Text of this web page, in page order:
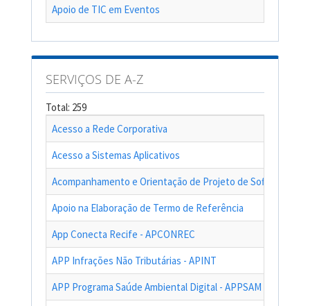
Apoio de TIC em Eventos
SERVIÇOS DE A-Z
Total: 259
Acesso a Rede Corporativa
Acesso a Sistemas Aplicativos
Acompanhamento e Orientação de Projeto de Software
Apoio na Elaboração de Termo de Referência
App Conecta Recife - APCONREC
APP Infrações Não Tributárias - APINT
APP Programa Saúde Ambiental Digital - APPSAM